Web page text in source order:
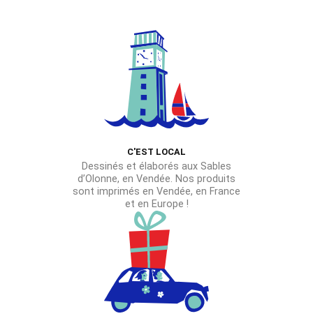
C'EST LOCAL
Dessinés et élaborés aux Sables
d’Olonne, en Vendée. Nos produits
sont imprimés en Vendée, en France
et en Europe !